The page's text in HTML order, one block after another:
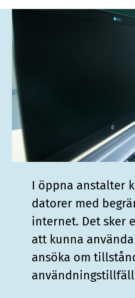
I öppna anstalter
datorer med
internet. Det sker
att kunna
ansöka om